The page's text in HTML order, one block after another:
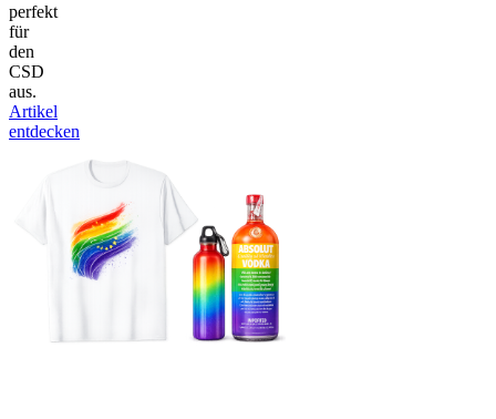
perfekt
für
den
CSD
aus.
Artikel
entdecken